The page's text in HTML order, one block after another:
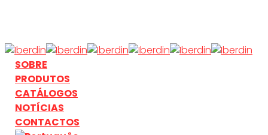
main
content
search
Menu
SOBRE
PRODUTOS
CATÁLOGOS
NOTÍCIAS
CONTACTOS